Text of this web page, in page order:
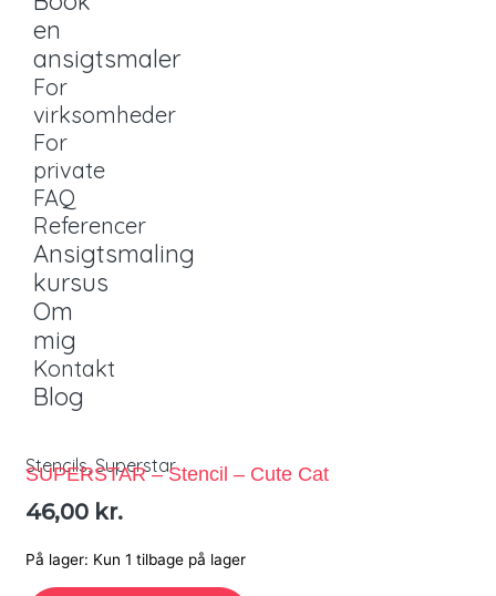
en
ansigtsmaler
For
virksomheder
For
private
FAQ
Referencer
Ansigtsmaling
kursus
Om
mig
Kontakt
Blog
Stencils,Superstar
SUPERSTAR – Stencil – Cute Cat
46,00 kr.
På lager: Kun 1 tilbage på lager